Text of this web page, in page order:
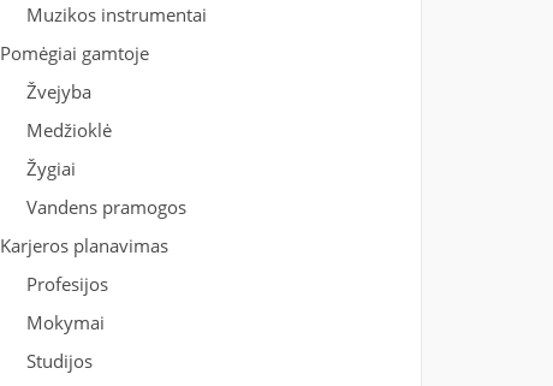
Muzikos instrumentai
Pomėgiai gamtoje
Žvejyba
Medžioklė
Žygiai
Vandens pramogos
Karjeros planavimas
Profesijos
Mokymai
Studijos